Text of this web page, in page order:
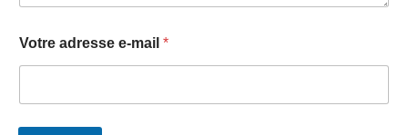
u
e
Votre adresse e-mail *